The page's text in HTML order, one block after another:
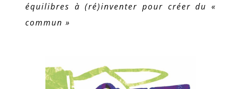
équilibres à (ré)inventer pour créer du «
commun »